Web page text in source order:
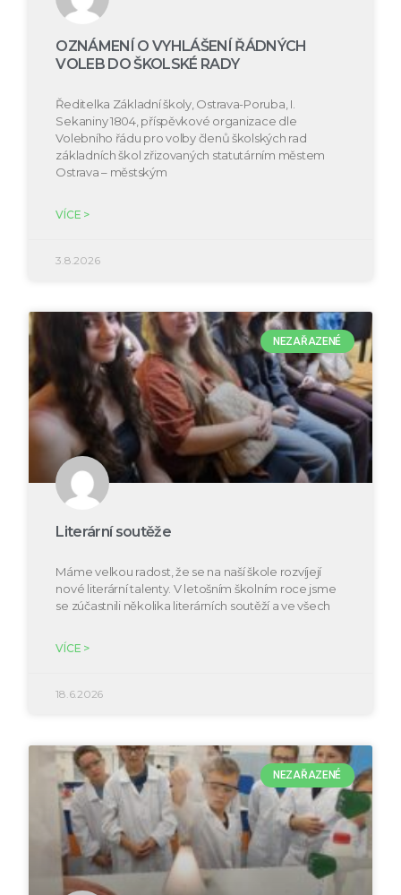
OZNÁMENÍ O VYHLÁŠENÍ ŘÁDNÝCH
VOLEB DO ŠKOLSKÉ RADY
Ředitelka Základní školy, Ostrava-Poruba, I.
Sekaniny 1804, příspěvkové organizace dle
Volebního řádu pro volby členů školských rad
základních škol zřizovaných statutárním městem
Ostrava – městským
VÍCE >
3.8.2026
NEZAŘAZENÉ
Literární soutěže
Máme velkou radost, že se na naší škole rozvíjejí
nové literární talenty. V letošním školním roce jsme
se zúčastnili několika literárních soutěží a ve všech
VÍCE >
18.6.2026
NEZAŘAZENÉ